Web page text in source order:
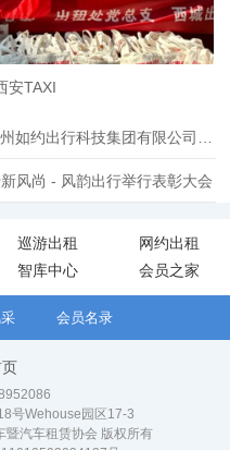
安TAXI
风尚 - 风韵出行举行表彰大会
巡游出租
网约出租
智库中心 会员之家
会员名录
号Wehouse园区17-3
汽车租赁协会 版权所有